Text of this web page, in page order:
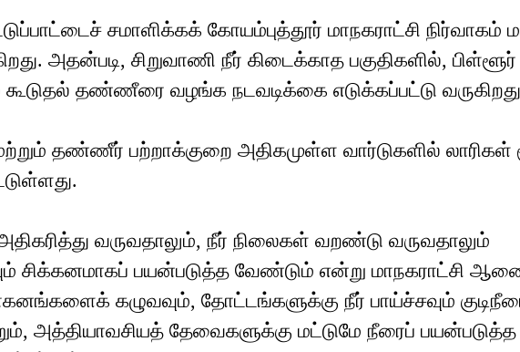
சமாளிக்கக் கோயம்புத்தூர் மாநகராட்சி நிர்வாகம்
அதன்படி, சிறுவாணி நீர் கிடைக்காத பகுதிகளில், பிள்ளூர்
கூடுதல் தண்ணீரை வழங்க நடவடிக்கை எடுக்கப்பட்டு
தண்ணீர் பற்றாக்குறை அதிகமுள்ள வார்டுகளில் லாரிகள்
வருவதாலும், நீர் நிலைகள் வறண்டு வருவதாலும்
சிக்கனமாகப் பயன்படுத்த வேண்டும் என்று மாநகராட்சி
கழுவவும், தோட்டங்களுக்கு நீர் பாய்ச்சவும்
அத்தியாவசியத் தேவைகளுக்கு மட்டுமே நீரைப் பயன்படுத்த